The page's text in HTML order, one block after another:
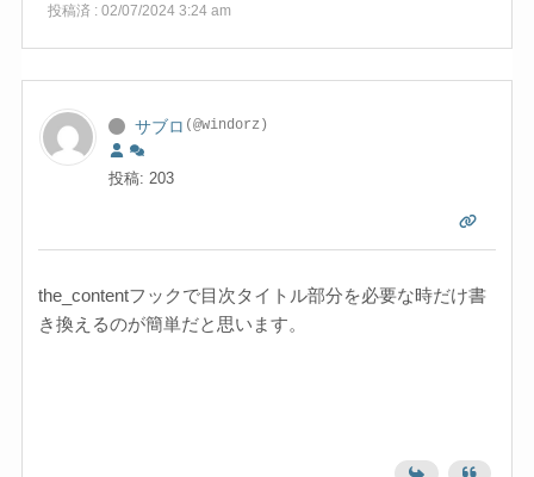
投稿済 : 02/07/2024 3:24 am
サブロ (@windorz)
投稿: 203
the_contentフックで目次タイトル部分を必要な時だけ書
き換えるのが簡単だと思います。